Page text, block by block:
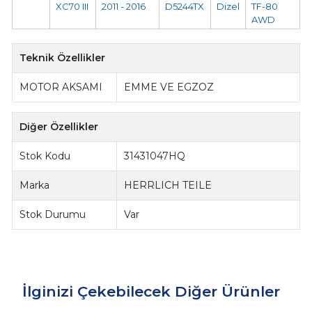
XC70 III
2011 - 2016 D5244TX Dizel
TF-80
AWD
Teknik Özellikler
MOTOR AKSAMI EMME VE EGZOZ
Diğer Özellikler
Stok Kodu 31431047HQ
Marka HERRLICH TEILE
Stok Durumu Var
İlginizi Çekebilecek Diğer Ürünler